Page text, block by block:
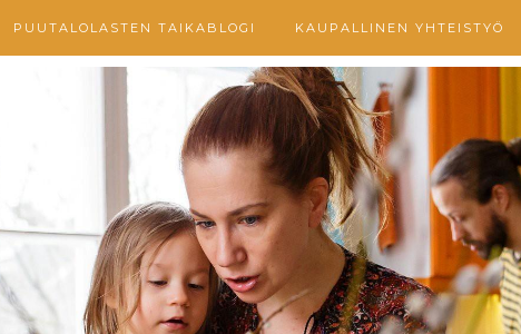
PUUTALOLASTEN TAIKABLOGI KAUPALLINEN YHTEISTYÖ